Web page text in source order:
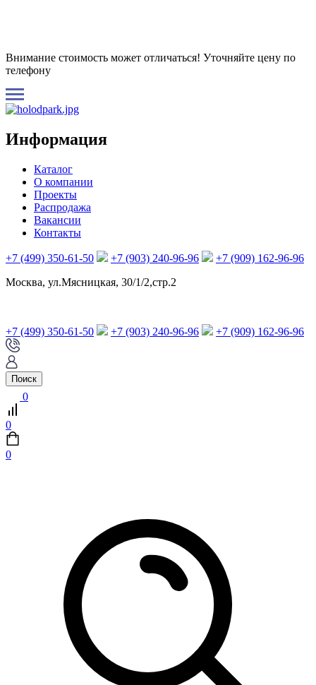
Внимание стоимость может отличаться! Уточняйте цену по
телефону
Информация
Каталог
О компании
Проекты
Распродажа
Вакансии
Контакты
+7 (499) 350-61-50 +7 (903) 240-96-96
+7 (909) 162-96-96
Москва, ул.Мясницкая, 30/1/2,стр.2
+7 (499) 350-61-50 +7 (903) 240-96-96 +7 (909) 162-96-96
Поиск
0
0
0